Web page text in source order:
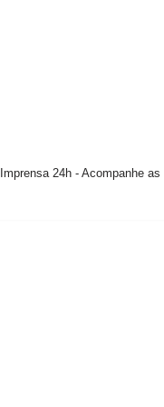
Imprensa 24h - Acompanhe